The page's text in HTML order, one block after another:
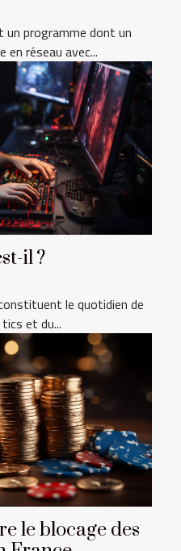
un programme dont un
réseau avec...
il ?
le quotidien de
et du...
le blocage des